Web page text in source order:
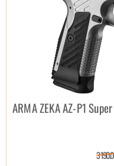
ARMA ZEKA AZ-P1
3